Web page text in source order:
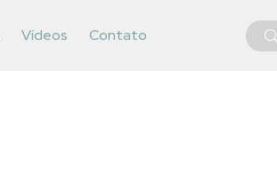
Vídeos Contato